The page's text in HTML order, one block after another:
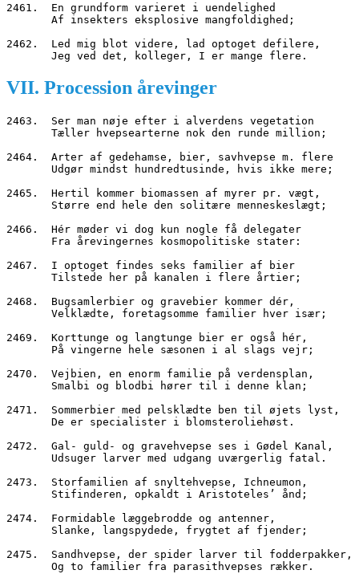
2461.  En grundform varieret i uendelighed
       Af insekters eksplosive mangfoldighed;
2462.  Led mig blot videre, lad optoget defilere,
       Jeg ved det, kolleger, I er mange flere.
VII. Procession årevinger
2463.  Ser man nøje efter i alverdens vegetation
       Tæller hvepsearterne nok den runde million;
2464.  Arter af gedehamse, bier, savhvepse m. flere
       Udgør mindst hundredtusinde, hvis ikke mere;
2465.  Hertil kommer biomassen af myrer pr. vægt,
       Større end hele den solitære menneskeslægt;
2466.  Hér møder vi dog kun nogle få delegater
       Fra årevingernes kosmopolitiske stater:
2467.  I optoget findes seks familier af bier
       Tilstede her på kanalen i flere årtier;
2468.  Bugsamlerbier og gravebier kommer dér,
       Velklædte, foretagsomme familier hver især;
2469.  Korttunge og langtunge bier er også hér,
       På vingerne hele sæsonen i al slags vejr;
2470.  Vejbien, en enorm familie på verdensplan,
       Smalbi og blodbi hører til i denne klan;
2471.  Sommerbier med pelsklædte ben til øjets lyst,
       De er specialister i blomsteroliehøst.
2472.  Gal- guld- og gravehvepse ses i Gødel Kanal,
       Udsuger larver med udgang uværgerlig fatal.
2473.  Storfamilien af snyltehvepse, Ichneumon,
       Stifinderen, opkaldt i Aristoteles’ ånd;
2474.  Formidable læggebrodde og antenner,
       Slanke, langspydede, frygtet af fjender;
2475.  Sandhvepse, der spider larver til fodderpakker,
       Og to familier fra parasithvepses rækker.